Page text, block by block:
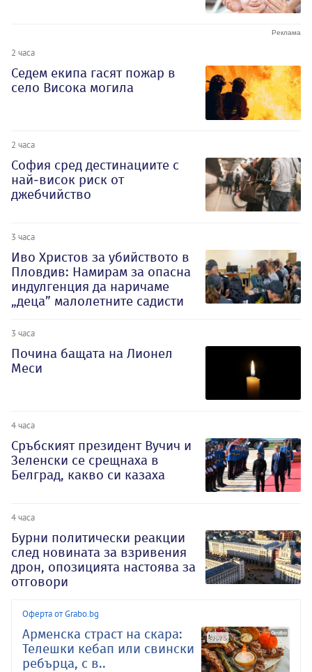
2 часа
Седем екипа гасят пожар в
село Висока могила
2 часа
София сред дестинациите с
най-висок риск от
джебчийство
3 часа
Иво Христов за убийството в
Пловдив: Намирам за опасна
индулгенция да наричаме
„деца” малолетните садисти
3 часа
Почина бащата на Лионел
Меси
4 часа
Сръбският президент Вучич и
Зеленски се срещнаха в
Белград, какво си казаха
4 часа
Бурни политически реакции
след новината за взривения
дрон, опозицията настоява за
отговори
Оферта от Grabo.bg
Арменска страст на скара:
Телешки кебап или свински
ребърца, с в..